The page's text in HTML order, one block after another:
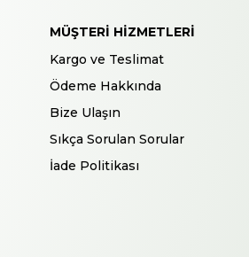
MÜŞTERI HIZMETLERI
Kargo ve Teslimat
Ödeme Hakkında
Bize Ulaşın
Sıkça Sorulan Sorular
İade Politikası